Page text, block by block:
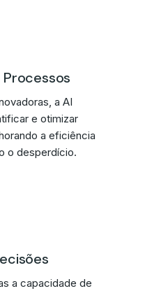
a AI
e otimizar
a eficiência
o desperdício.
a capacidade de